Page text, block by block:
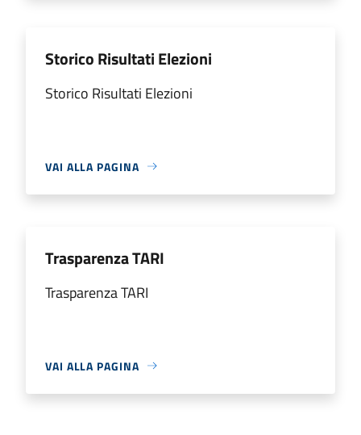
Storico Risultati Elezioni
Storico Risultati Elezioni
VAI ALLA PAGINA
Trasparenza TARI
Trasparenza TARI
VAI ALLA PAGINA